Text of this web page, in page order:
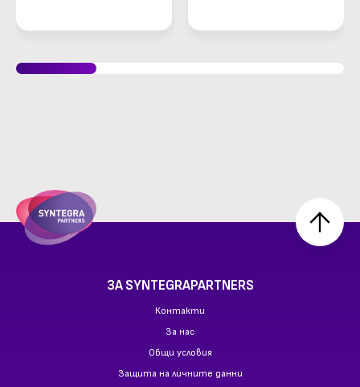
ЗА SYNTEGRAPARTNERS
Контакти
За нас
Общи условия
Защита на личните данни